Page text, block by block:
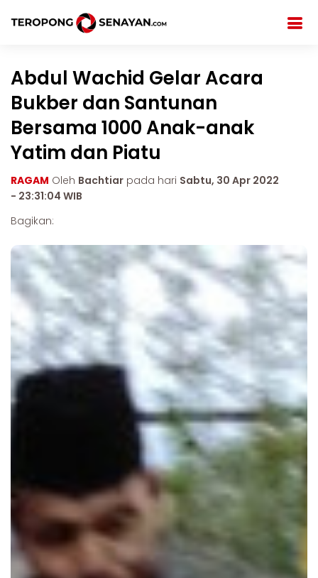
Abdul Wachid Gelar Acara
Bukber dan Santunan
Bersama 1000 Anak-anak
Yatim dan Piatu
RAGAM Oleh Bachtiar pada hari Sabtu, 30 Apr 2022
- 23:31:04 WIB
Bagikan: